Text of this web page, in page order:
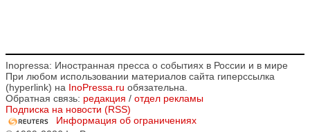
Inopressa: Иностранная пресса о событиях в России и в мире
При любом использовании материалов сайта гиперссылка
(hyperlink) на InoPressa.ru обязательна.
Обратная связь: редакция / отдел рекламы
Подписка на новости (RSS)
Информация об ограничениях